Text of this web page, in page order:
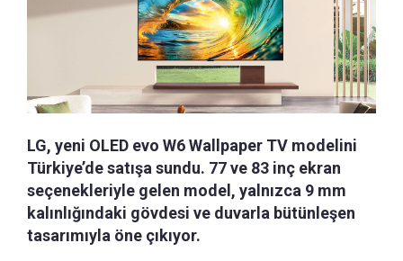
LG, yeni OLED evo W6 Wallpaper TV modelini
Türkiye’de satışa sundu. 77 ve 83 inç ekran
seçenekleriyle gelen model, yalnızca 9 mm
kalınlığındaki gövdesi ve duvarla bütünleşen
tasarımıyla öne çıkıyor.